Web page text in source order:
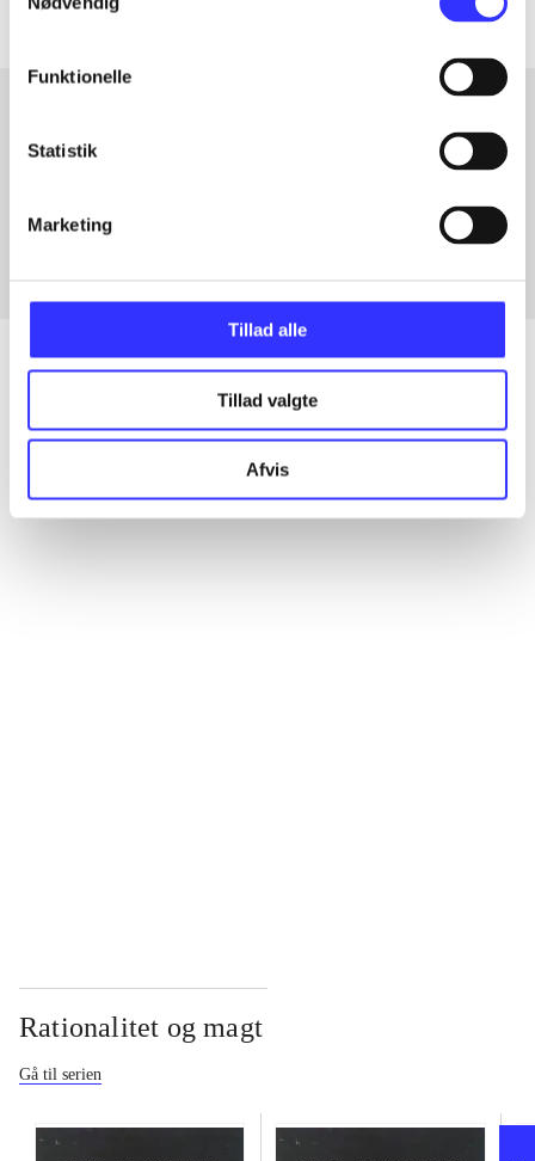
Funktionelle
Statistik
Marketing
Tillad alle
Tillad valgte
Afvis
Artikler med samme emner
Artikler
Alle registrerede artikler fordelt på udgivelser
Rationalitet og magt
Gå til serien